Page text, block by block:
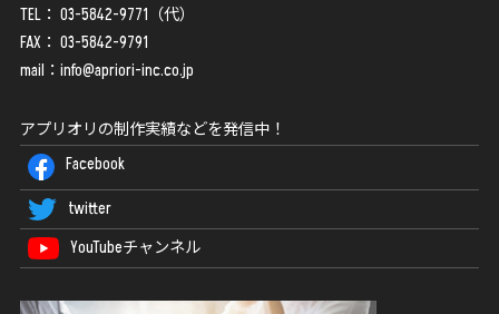
TEL： 03-5842-9771 （代）
FAX： 03-5842-9791
mail： info@apriori-inc.co.jp
アプリオリの制作実績などを発信中！
Facebook
twitter
YouTubeチャンネル